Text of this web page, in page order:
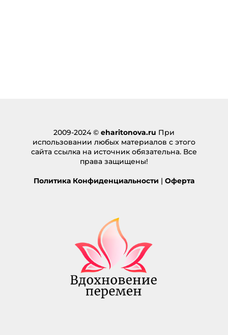
2009-2024 © eharitonova.ru При
использовании любых материалов с этого
сайта ссылка на источник обязательна. Все
права защищены!
Политика Конфиденциальности | Оферта